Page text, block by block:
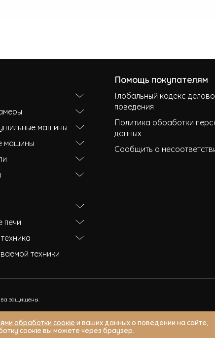
машины
машины
печи
техники
Помощь покупателям
Глобальный кодекс
поведения
Политика обработки
данных
Сообщить о
защищены.
обработки соокіеи ваших данных о поведении на сайте,
соокіе вы можете через браузер.